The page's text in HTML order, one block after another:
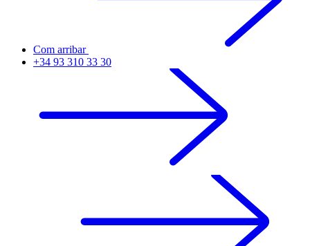
Com arribar
+34 93 310 33 30